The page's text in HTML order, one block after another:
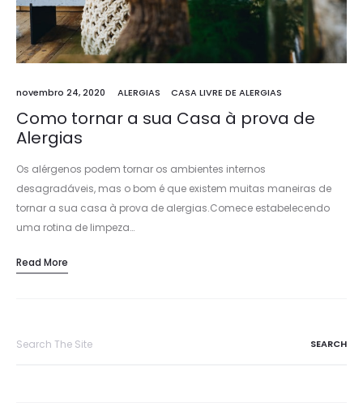
novembro 24, 2020 ALERGIAS CASA LIVRE DE ALERGIAS
Como tornar a sua Casa à prova de
Alergias
Os alérgenos podem tornar os ambientes internos
desagradáveis, mas o bom é que existem muitas maneiras de
tornar a sua casa à prova de alergias.Comece estabelecendo
uma rotina de limpeza…
Read More